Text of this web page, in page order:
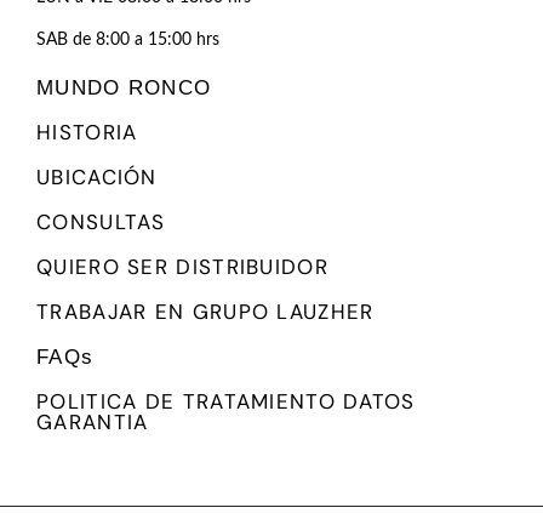
SAB de 8:00 a 15:00 hrs
MUNDO RONCO
HISTORIA
UBICACIÓN
CONSULTAS
QUIERO SER DISTRIBUIDOR
TRABAJAR EN GRUPO LAUZHER
FAQs
POLITICA DE TRATAMIENTO DATOS
GARANTIA